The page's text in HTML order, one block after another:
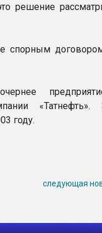
решение
спорным
году.
следующая